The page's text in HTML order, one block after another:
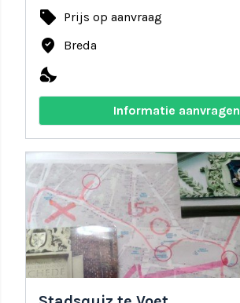
local_offer Prijs op aanvraag
where_to_vote Breda
nights_stay
Informatie aanvragen